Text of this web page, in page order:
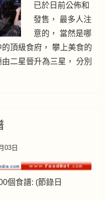
已於日前公佈和
發售， 最多人注
意的， 當然是哪
頂級食府， 攀上美食的
二星晉升為三星， 分別
03日
個食譜: (節錄日